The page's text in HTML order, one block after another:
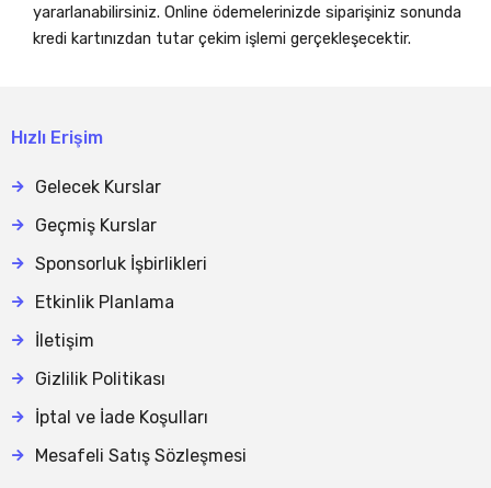
yararlanabilirsiniz. Online ödemelerinizde siparişiniz sonunda
kredi kartınızdan tutar çekim işlemi gerçekleşecektir.
Hızlı Erişim
Gelecek Kurslar
Geçmiş Kurslar
Sponsorluk İşbirlikleri
Etkinlik Planlama
İletişim
Gizlilik Politikası
İptal ve İade Koşulları
Mesafeli Satış Sözleşmesi